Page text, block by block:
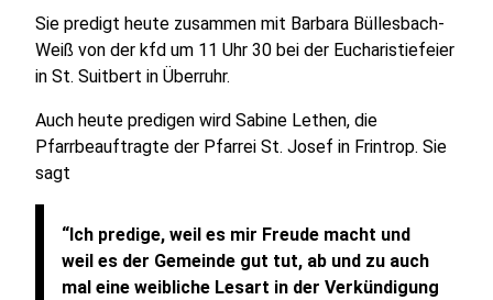
Sie predigt heute zusammen mit Barbara Büllesbach-
Weiß von der kfd um 11 Uhr 30 bei der Eucharistiefeier
in St. Suitbert in Überruhr.
Auch heute predigen wird Sabine Lethen, die
Pfarrbeauftragte der Pfarrei St. Josef in Frintrop. Sie
sagt
“Ich predige, weil es mir Freude macht und
weil es der Gemeinde gut tut, ab und zu auch
mal eine weibliche Lesart in der Verkündigung